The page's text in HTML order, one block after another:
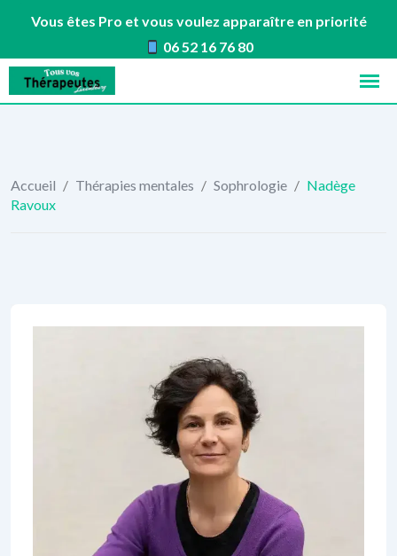
Vous êtes Pro et vous voulez apparaître en priorité
06 52 16 76 80
Skip
content
Accueil / Thérapies mentales / Sophrologie / Nadège
Ravoux